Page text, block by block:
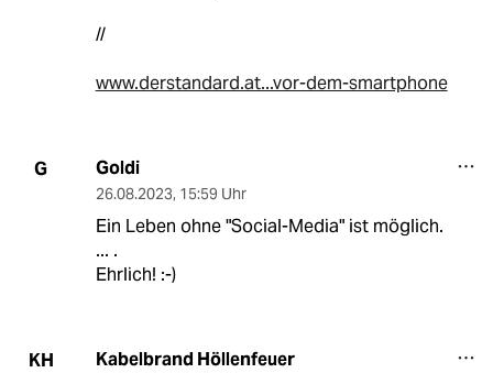
//
www.derstandard.at...vor-dem-smartphone
G Goldi
26.08.2023, 15:59 Uhr
Ein Leben ohne "Social-Media" ist möglich.
... .
Ehrlich! :-)
KH Kabelbrand Höllenfeuer